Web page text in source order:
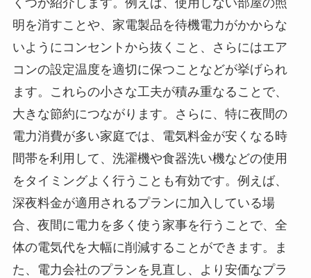
くつか紹介します。例えば、使用しない部屋の照
明を消すことや、家電製品を待機電力がかからな
いようにコンセントから抜くこと、さらにはエア
コンの設定温度を適切に保つことなどが挙げられ
ます。これらの小さな工夫が積み重なることで、
大きな節約につながります。さらに、特に夜間の
電力消費が多い家庭では、電気料金が安くなる時
間帯を利用して、洗濯機や食器洗い機などの使用
をタイミングよく行うことも有効です。例えば、
深夜料金が適用されるプランに加入している場
合、夜間に電力を多く使う家事を行うことで、全
体の電気代を大幅に削減することができます。ま
た、電力会社のプランを見直し、より安価なプラ